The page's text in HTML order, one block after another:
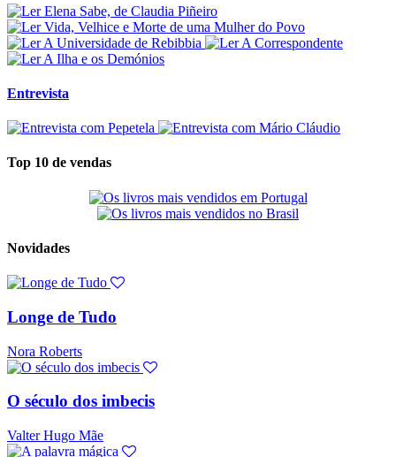
Entrevista
Top 10 de vendas
Novidades
Longe de Tudo
Nora Roberts
O século dos imbecis
Valter Hugo Mãe